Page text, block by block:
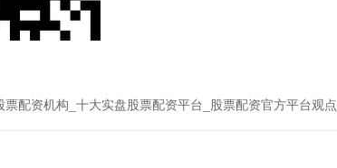
配资机构_十大实盘股票配资平台_股票配资官方平台观点